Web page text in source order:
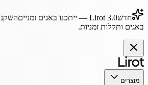
חדשLirot 3.0 — ייתכנו באגים זמניים
באגים ותקלות זמניות.
מוצרים